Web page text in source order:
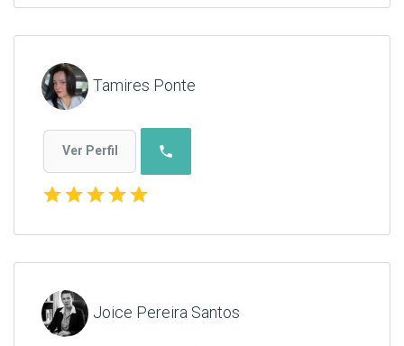
Tamires Ponte
Ver Perfil phone
starstarstarstarstar
Joice Pereira Santos